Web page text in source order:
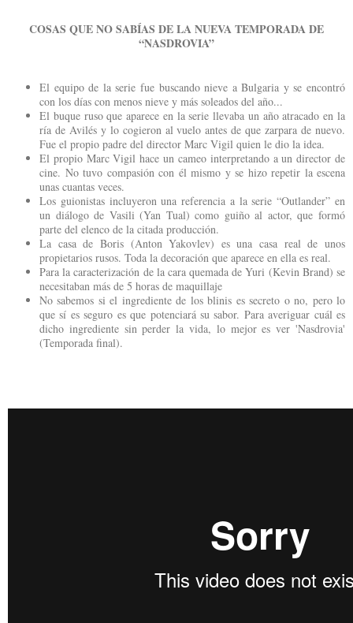
COSAS QUE NO SABÍAS DE LA NUEVA TEMPORADA DE
“NASDROVIA”
El equipo de la serie fue buscando nieve a Bulgaria y se encontró
con los días con menos nieve y más soleados del año...
El buque ruso que aparece en la serie llevaba un año atracado en la
ría de Avilés y lo cogieron al vuelo antes de que zarpara de nuevo.
Fue el propio padre del director Marc Vigil quien le dio la idea.
El propio Marc Vigil hace un cameo interpretando a un director de
cine. No tuvo compasión con él mismo y se hizo repetir la escena
unas cuantas veces.
Los guionistas incluyeron una referencia a la serie “Outlander” en
un diálogo de Vasili (Yan Tual) como guiño al actor, que formó
parte del elenco de la citada producción.
La casa de Boris (Anton Yakovlev) es una casa real de unos
propietarios rusos. Toda la decoración que aparece en ella es real.
Para la caracterización de la cara quemada de Yuri (Kevin Brand) se
necesitaban más de 5 horas de maquillaje
No sabemos si el ingrediente de los blinis es secreto o no, pero lo
que sí es seguro es que potenciará su sabor. Para averiguar cuál es
dicho ingrediente sin perder la vida, lo mejor es ver 'Nasdrovia'
(Temporada final).